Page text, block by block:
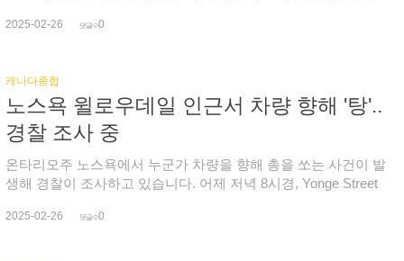
유지되야한다고 강조한 가운데 앞서 소나타 문제를 제기한 운전
인트 재도색은 벗겨진 부분뿐 아니라 차량 전체를 해야하기 때문
에 8천달러에서 1만 달러가 필요합니다. 현대차 흰색 페인트 문
제는 미국과 남아공, 호주 등에서도 나오고 있으며, 퀘백주에선
집단 소송이 준비 중에 있습니다. 또한 온라인 커뮤니티에서도
이와동일한 문제를 겪고 있는 차주들이 사진과 동영상을 공유하
며 문제를 지적하고 있습니다. '
으로 한 조치가 정부가 법적으로 도입하기 쉬운 은밀한 방법이라
만 관련 청문회가 10만6천여 건에 달했다고 전했습니다. 이 때문
에 집 없는 서민들은 보복이 두려워 권리를 포기하고 있으며, 필
수품 구매를 줄이고, 푸드 뱅크를 찾아야한다고 관계자는 우려했
습니다. 정부 정책이 공급 증가에만 초점이 맞춰지다보니 임대
료 통제권 밖인 새롭고 비싼 주택들만 급증한다는 문제점도 나왔
습니다. 이에 대학 전문가는 주택 공급이 늘어난 건 임대료 통제
적으로 작용한 것이라고 분석했습니다. 이 전문가는 임대 통제
으로 달리던 차량이 Strachan Avenue 근처 공사 구간으로 들어
조대 도착 전 차에서 나온 가운데 사고 이전 수차례 신고를 받았
다는 경찰은 현장에서 30대 운전자를 음주 운전 혐의로 체포하
고, 이 차량이 공사 구간으로 진입하게 된 경위 등 자세한 사고 원
인을 조사하는 한편 당시 현장이 담긴 대시 캠 영상 제보를 요청
했습니다.
2025-02-26 댓글수0
캐나다종합
노스욕 윌로우데일 인근서 차량 향해 '탕'..
경찰 조사 중
온타리오주 노스욕에서 누군가 차량을 향해 총을 쏘는 사건이 발
생해 경찰이 조사하고 있습니다. 어제 저녁 8시경, Yonge Street
을 쏘는 일이 벌어졌으나 다행히 부상자는 없었으며, 영과 쉐퍼
2025-02-26 댓글수0